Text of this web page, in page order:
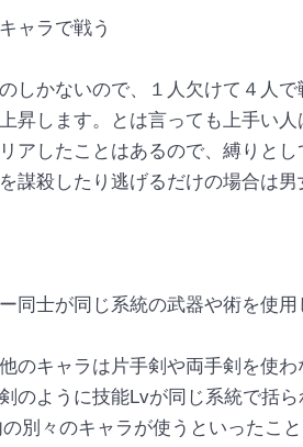
ャラで戦う
かないので、１人欠けて４人で
昇します。とは言っても上手い
アしたことはあるので、縛りとし
謀殺したり逃げるだけの場合は男
同士が同じ系統の武器や術を使用
キャラは片手剣や両手剣を使わ
のように技能Lvが同じ系統で括
別々のキャラが使うといったこと